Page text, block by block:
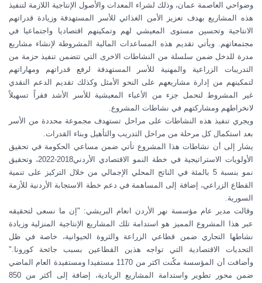
وضواحي العاصمة عمان، وذلك لشراء المعدات والأصول الإنتاجية اللازمة لتنفيذ
هذه المشاريع بهدف تعزيز الأمن الغذائي للأسر المستهدفة وزيادة قدراتهم
الانتاجية وتحسين مستوى المعيشي لهم وتمكينهم اقتصاديا واجتماعيا في
مجتمعاتهم. ويأتي تقديم هذه المساعدات المالية المشروطة لإنشاء مشاريع
مدرة للدخل ضمن سلسلة من النشاطات الاخرى التي تتضمن تنفيذ حزمة من
التدريبات الزراعية والمهنية للأسر المستهدفة لرفع قدراتهم ومهاراتهم
لتمكينهم من إدارة مشاريعهم على النحو الأمثل وكذلك تقديم الدعم النقدي
غير المشروط لتحمل جزء من الأعباء المعيشية للأسر الأشد فقراً تسهيلاً
لانخراطهم ومشاركتهم في نشاطات المشروع.
ويجري تنفيذ هذه النشاطات على مراحل تستهدف مجموعة محددة من الأسر
بعد استكمال كل مرحلة من مراحل التدريب والتأهيل وبناء القدرات.
يشار إلى أن نشاطات هذا المشروع تأتي ضمن مساعي الحكومة في تحقيق
الأولويات الاستراتيجية في خطة النمو الاقتصادي الأردني2018-2022، وتحقيق
نمو بنسبة 5 بالمئة في الناتج المحلي الإجمالي من خلال التركيز على تنمية
القطاع الزراعي، إضافة إلى المساهمة في دعم خطة الاستجابة الأردنية للأزمة
السورية.
وقالت مدير عام مؤسسة نهر الأردن انعام البريشي: "إن ما نسعى لتحقيقه
عبر هذا المشروع المميز هو استدامة تلك المشاريع الإنتاجية المنزلية وزيادة
نشاطها التجاري ضمن قطاعي الزراعة والثروة الحيوانية، خاصة في ظل
التحديات الاقتصادية التي تواجه هذين القطاعين بسبب جائحة كورونا."
وأضافت أن المؤسسة مكّنت اكثر من 1170 مستفيدا ومستفيدة العام الماضي
ضمن محور تطوير واستدامة المشاريع الريادية، إضافة إلى أكثر من 850